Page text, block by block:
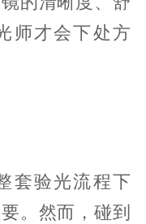
师才会下处方
套验光流程下
。然而，碰到